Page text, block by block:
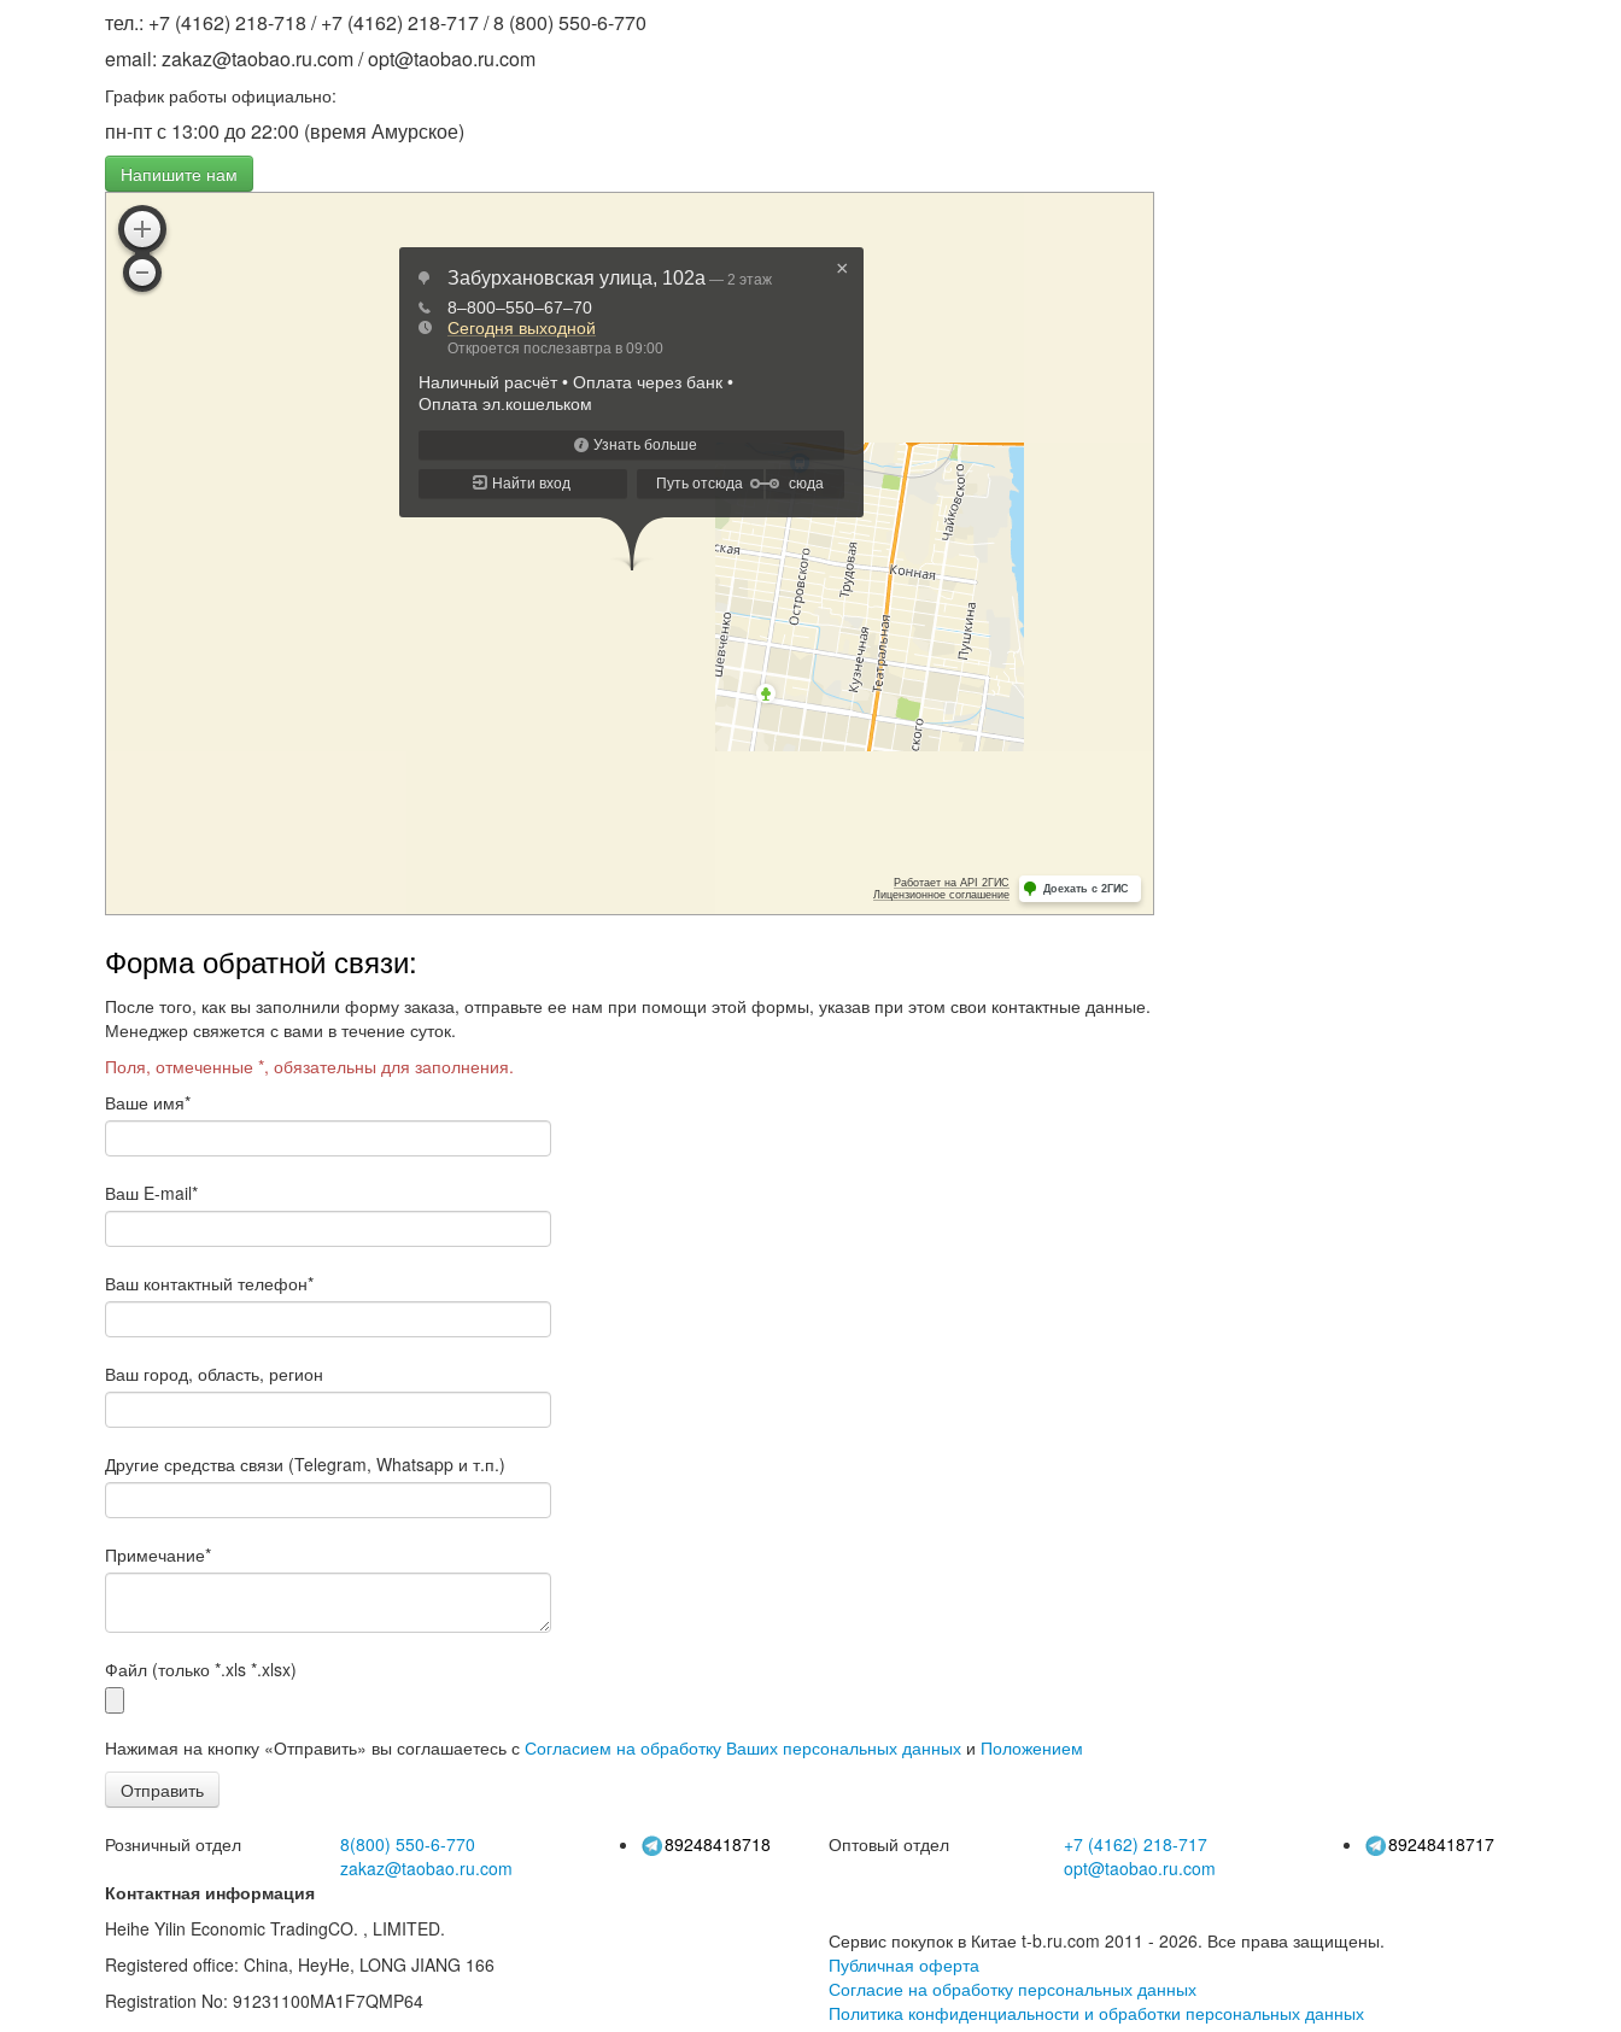
тел.: +7 (4162) 218-718 /+7 (4162) 218-717/8 (800) 550-6-770
email: zakaz@taobao.ru.com/opt@taobao.ru.com
График работы официально:
пн-пт с 13:00 до 22:00 (время Амурское)
Напишите нам
Форма обратной связи:
После того, как вы заполнили форму заказа, отправьте ее нам при помощи этой формы, указав при этом свои контактные данные.
Менеджер свяжется с вами в течение суток.
Поля, отмеченные *, обязательны для заполнения.
Ваше имя*
Ваш E-mail*
Ваш контактный телефон*
Ваш город, область, регион
Другие средства связи (Telegram, Whatsapp и т.п.)
Примечание*
Файл (только *.xls *.xlsx)
Нажимая на кнопку «Отправить» вы соглашаетесь с Согласием на обработку Ваших персональных данных и Положением
Отправить
Розничный отдел 8(800) 550-6-770
zakaz@taobao.ru.com
89248418718 Оптовый отдел +7 (4162) 218-717
opt@taobao.ru.com
89248418717
Контактная информация
Heihe Yilin Economic TradingCO. , LIMITED.
Registered office: China, HeyHe, LONG JIANG 166
Registration No: 91231100MA1F7QMP64
Сервис покупок в Китае t-b.ru.com 2011 - 2026. Все права защищены.
Публичная оферта
Согласие на обработку персональных данных
Политика конфиденциальности и обработки персональных данных